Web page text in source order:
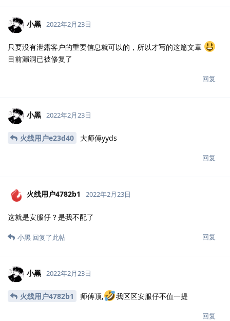
小黑 2022年2月23日
只要没有泄露客户的重要信息就可以的，所以才写的这篇文章
目前漏洞已被修复了
回复
小黑 2022年2月23日
火线用户e23d40 大师傅yyds
回复
火线用户4782b1 2022年2月23日
这就是安服仔？是我不配了
回复
小黑 回复了此帖
小黑 2022年2月23日
火线用户4782b1 师傅顶, 我区区安服仔不值一提
回复